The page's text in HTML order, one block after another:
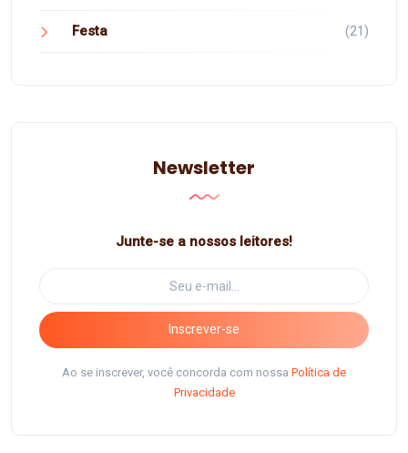
Festa (21)
Newsletter
Junte-se a nossos leitores!
Inscrever-se
Ao se inscrever, você concorda com nossa Política de
Privacidade